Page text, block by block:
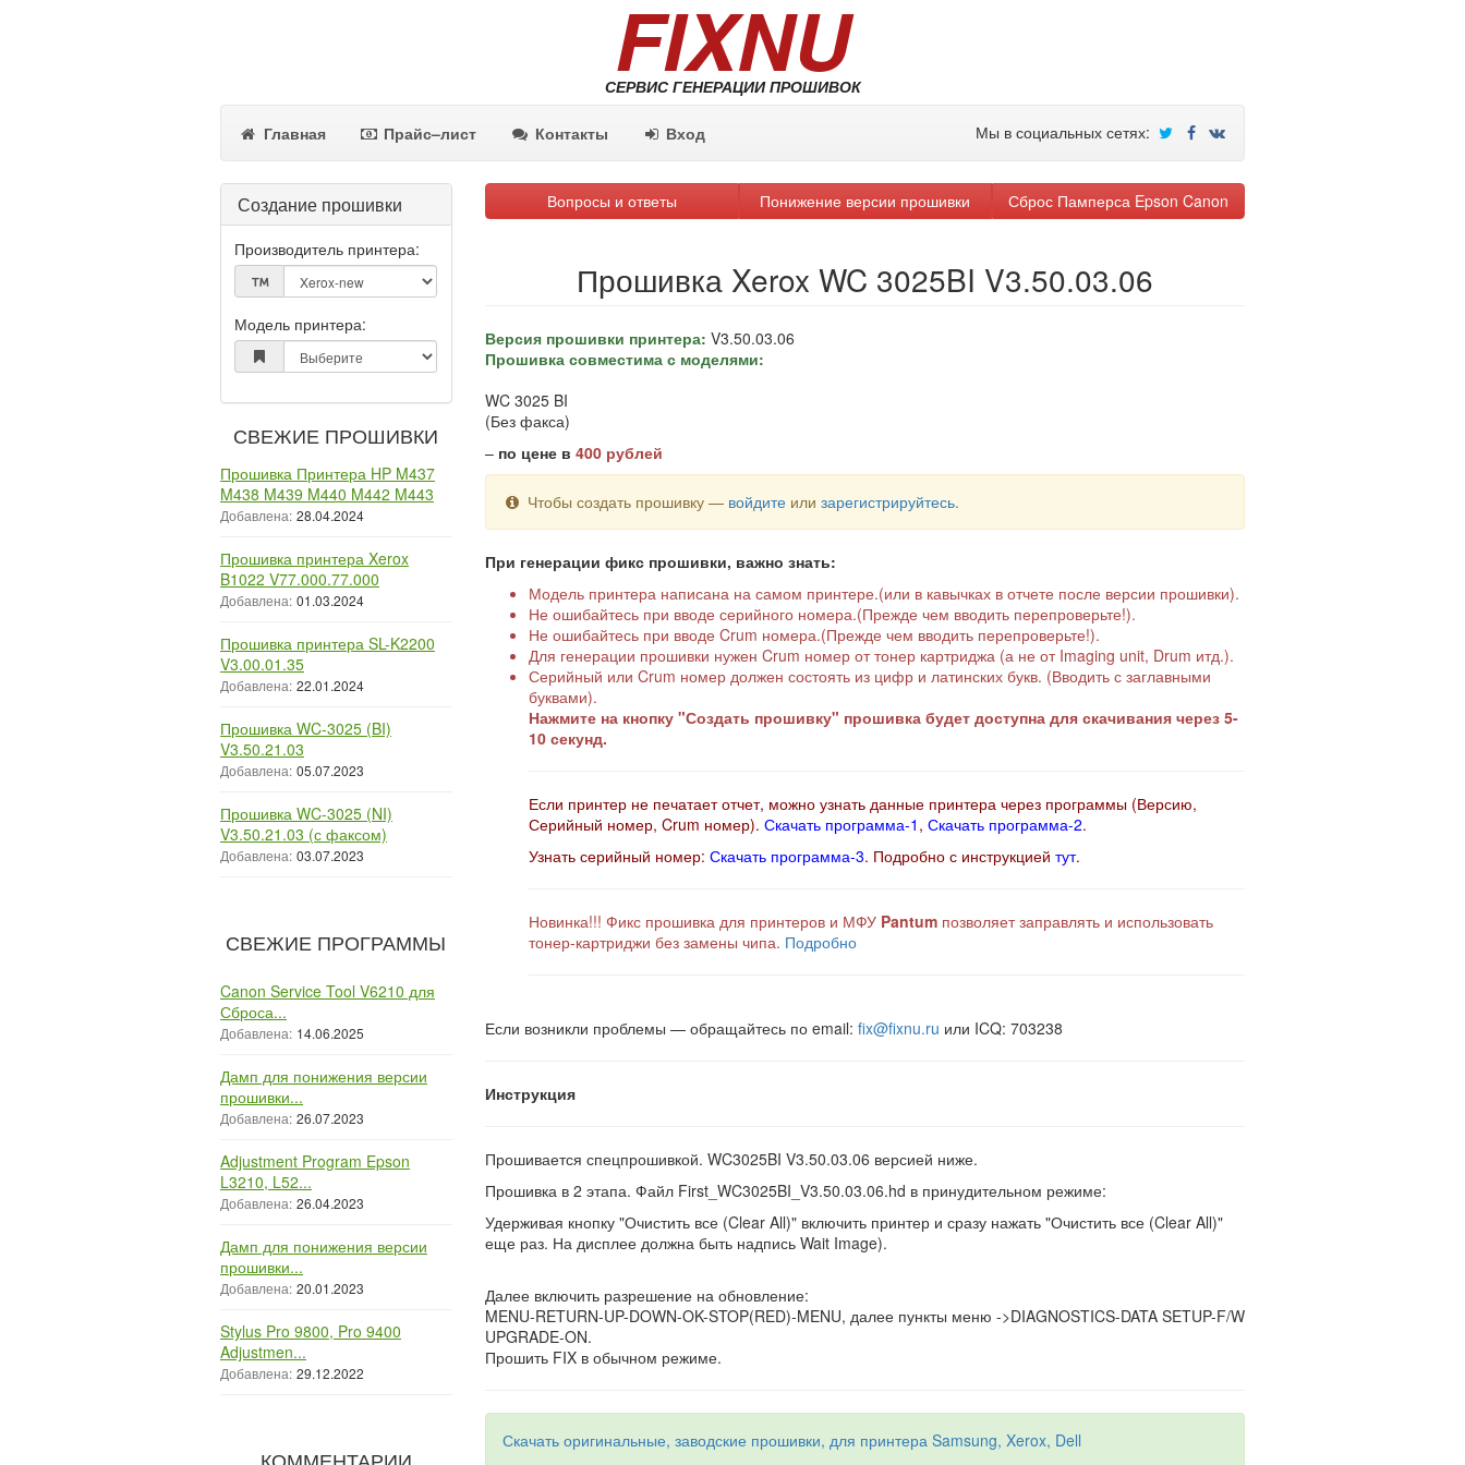
FIXNU
СЕРВИС ГЕНЕРАЦИИ ПРОШИВОК
Главная Прайс–лист Контакты Вход Мы в социальных сетях:
Создание прошивки
Производитель принтера:
Модель принтера:
СВЕЖИЕ ПРОШИВКИ
Прошивка Принтера HP M437
M438 M439 M440 M442 M443
Добавлена: 28.04.2024
Прошивка принтера Xerox
B1022 V77.000.77.000
Добавлена: 01.03.2024
Прошивка принтера SL-K2200
V3.00.01.35
Добавлена: 22.01.2024
Прошивка WC-3025 (BI)
V3.50.21.03
Добавлена: 05.07.2023
Прошивка WC-3025 (NI)
V3.50.21.03 (с факсом)
Добавлена: 03.07.2023
СВЕЖИЕ ПРОГРАММЫ
Canon Service Tool V6210 для
Сброса...
Добавлена: 14.06.2025
Дамп для понижения версии
прошивки...
Добавлена: 26.07.2023
Adjustment Program Epson
L3210, L52...
Добавлена: 26.04.2023
Дамп для понижения версии
прошивки...
Добавлена: 20.01.2023
Stylus Pro 9800, Pro 9400
Adjustmen...
Добавлена: 29.12.2022
Вопросы и ответы Понижение версии прошивки Сброс Памперса Epson Canon
Прошивка Xerox WC 3025BI V3.50.03.06
Версия прошивки принтера: V3.50.03.06
Прошивка совместима с моделями:
WC 3025 BI
(Без факса)
– по цене в 400 рублей
Чтобы создать прошивку — войдите илизарегистрируйтесь.
При генерации фикс прошивки, важно знать:
Модель принтера написана на самом принтере.(или в кавычках в отчете после версии прошивки).
Не ошибайтесь при вводе серийного номера.(Прежде чем вводить перепроверьте!).
Не ошибайтесь при вводе Crum номера.(Прежде чем вводить перепроверьте!).
Для генерации прошивки нужен Crum номер от тонер картриджа (а не от Imaging unit, Drum итд.).
Серийный или Crum номер должен состоять из цифр и латинских букв. (Вводить с заглавными
буквами).
Нажмите на кнопку "Создать прошивку" прошивка будет доступна для скачивания через 5-
10 секунд.
Если принтер не печатает отчет, можно узнать данные принтера через программы (Версию,
Серийный номер, Crum номер). Скачать программа-1 , Скачать программа-2.
Узнать серийный номер: Скачать программа-3. Подробно с инструкцией тут.
Новинка!!! Фикс прошивка для принтеров и МФУ Pantumпозволяет заправлять и использовать
тонер-картриджи без замены чипа. Подробно
Если возникли проблемы — обращайтесь по email: fix@fixnu.ru или ICQ: 703238
Инструкция
Прошивается спецпрошивкой. WC3025BI V3.50.03.06 версией ниже.
Прошивка в 2 этапа. Файл First_WC3025BI_V3.50.03.06.hd в принудительном режиме:
Удерживая кнопку "Очистить все (Clear All)" включить принтер и сразу нажать "Очистить все (Clear All)"
еще раз. На дисплее должна быть надпись Wait Image).
Далее включить разрешение на обновление:
MENU-RETURN-UP-DOWN-OK-STOP(RED)-MENU, далее пункты меню ->DIAGNOSTICS-DATA SETUP-F/W
UPGRADE-ON.
Прошить FIX в обычном режиме.
Скачать оригинальные, заводские прошивки, для принтера Samsung, Xerox, Dell